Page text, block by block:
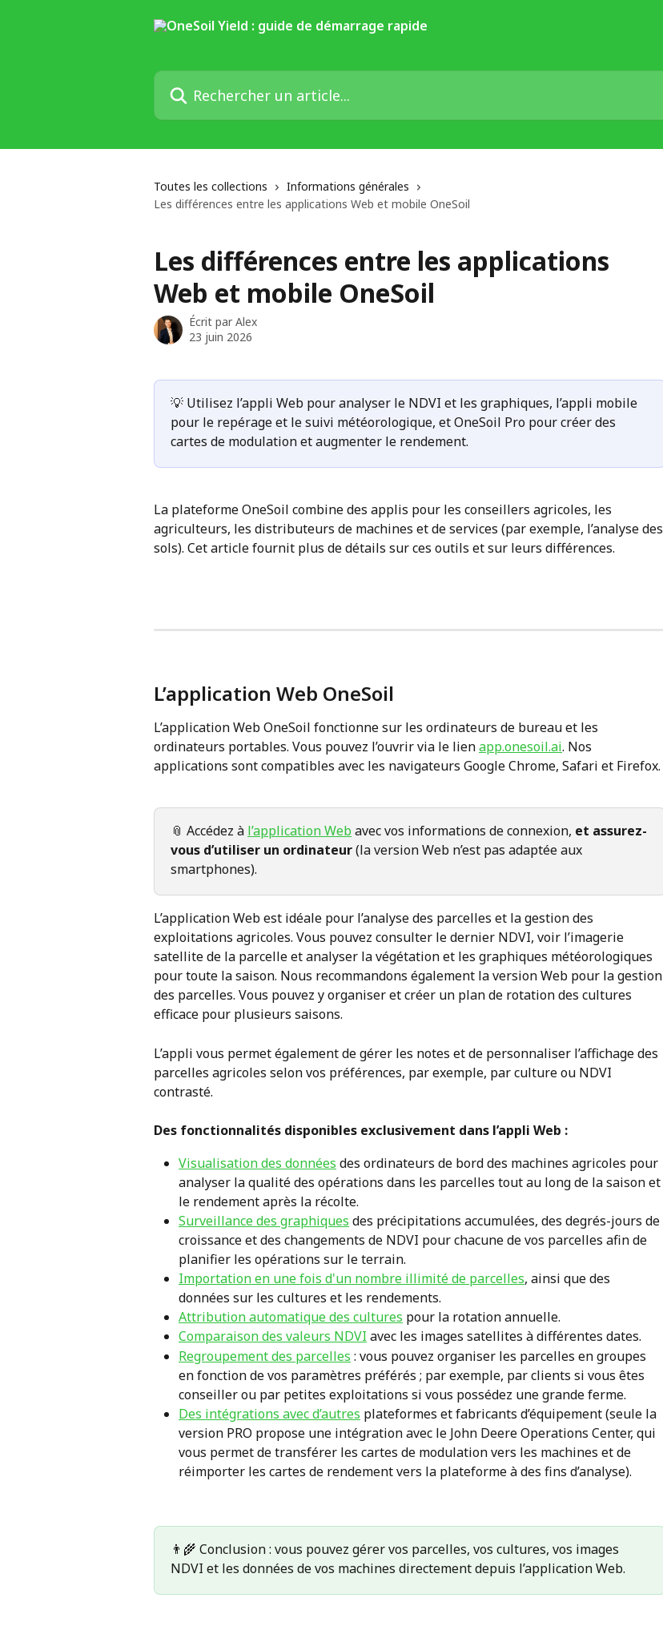
Rechercher un article...
Toutes les collections
Informations générales
Les différences entre les applications Web et mobile OneSoil
Les différences entre les applications
Web et mobile OneSoil
Écrit par Alex
23 juin 2026
💡 Utilisez l’appli Web pour analyser le NDVI et les graphiques, l’appli mobile
pour le repérage et le suivi météorologique, et OneSoil Pro pour créer des
cartes de modulation et augmenter le rendement.
La plateforme OneSoil combine des applis pour les conseillers agricoles, les
agriculteurs, les distributeurs de machines et de services (par exemple, l’analyse des
sols). Cet article fournit plus de détails sur ces outils et sur leurs différences.
L’application Web OneSoil
L’application Web OneSoil fonctionne sur les ordinateurs de bureau et les
ordinateurs portables. Vous pouvez l’ouvrir via le lien app.onesoil.ai. Nos
applications sont compatibles avec les navigateurs Google Chrome, Safari et Firefox.
📎 Accédez à l’application Web avec vos informations de connexion, et assurez-
vous d’utiliser un ordinateur (la version Web n’est pas adaptée aux
smartphones).
L’application Web est idéale pour l’analyse des parcelles et la gestion des
exploitations agricoles. Vous pouvez consulter le dernier NDVI, voir l’imagerie
satellite de la parcelle et analyser la végétation et les graphiques météorologiques
pour toute la saison. Nous recommandons également la version Web pour la gestion
des parcelles. Vous pouvez y organiser et créer un plan de rotation des cultures
efficace pour plusieurs saisons.
L’appli vous permet également de gérer les notes et de personnaliser l’affichage des
parcelles agricoles selon vos préférences, par exemple, par culture ou NDVI
contrasté.
Des fonctionnalités disponibles exclusivement dans l’appli Web :
Visualisation des données des ordinateurs de bord des machines agricoles pour
analyser la qualité des opérations dans les parcelles tout au long de la saison et
le rendement après la récolte.
Surveillance des graphiques des précipitations accumulées, des degrés-jours de
croissance et des changements de NDVI pour chacune de vos parcelles afin de
planifier les opérations sur le terrain.
Importation en une fois d'un nombre illimité de parcelles, ainsi que des
données sur les cultures et les rendements.
Attribution automatique des cultures pour la rotation annuelle.
Comparaison des valeurs NDVI avec les images satellites à différentes dates.
Regroupement des parcelles : vous pouvez organiser les parcelles en groupes
en fonction de vos paramètres préférés ; par exemple, par clients si vous êtes
conseiller ou par petites exploitations si vous possédez une grande ferme.
Des intégrations avec d’autres plateformes et fabricants d’équipement (seule la
version PRO propose une intégration avec le John Deere Operations Center, qui
vous permet de transférer les cartes de modulation vers les machines et de
réimporter les cartes de rendement vers la plateforme à des fins d’analyse).
👨‍🌾 Conclusion : vous pouvez gérer vos parcelles, vos cultures, vos images
NDVI et les données de vos machines directement depuis l’application Web.